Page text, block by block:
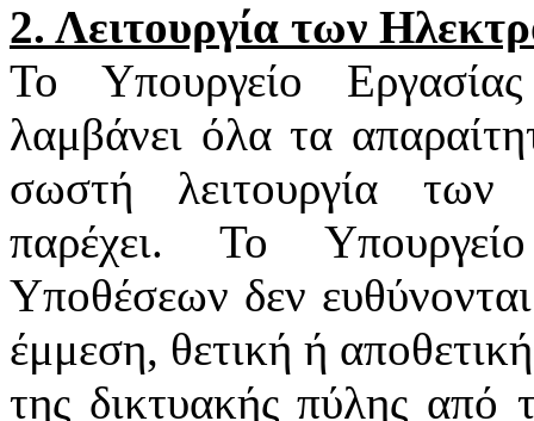
2. Λειτουργία των
Το Υπουργείο
λαμβάνει όλα τα
σωστή λειτουργία των
παρέχει. Το
Υποθέσεων δεν
έμμεση, θετική ή
της δικτυακής πύλης